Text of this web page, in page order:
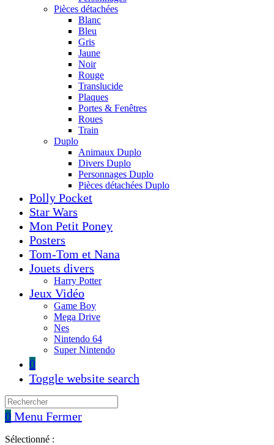
Pièces détachées
Blanc
Bleu
Gris
Jaune
Noir
Rouge
Translucide
Plaques
Portes & Fenêtres
Roues
Train
Duplo
Animaux Duplo
Divers Duplo
Personnages Duplo
Pièces détachées Duplo
Polly Pocket
Star Wars
Mon Petit Poney
Posters
Tom-Tom et Nana
Jouets divers
Harry Potter
Jeux Vidéo
Game Boy
Mega Drive
Nes
Nintendo 64
Super Nintendo
0
Toggle website search
0 Menu Fermer
Sélectionné :